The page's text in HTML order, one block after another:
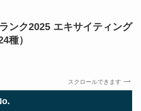
ンク2025 エキサイティング
種）
スクロールできます